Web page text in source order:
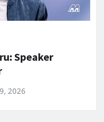
Speaker
2026